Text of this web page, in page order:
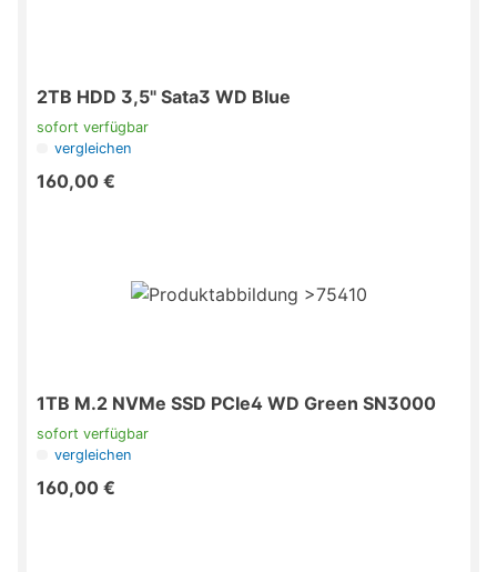
2TB HDD 3,5" Sata3 WD Blue
sofort verfügbar
vergleichen
160,00 €
1TB M.2 NVMe SSD PCIe4 WD Green SN3000
sofort verfügbar
vergleichen
160,00 €